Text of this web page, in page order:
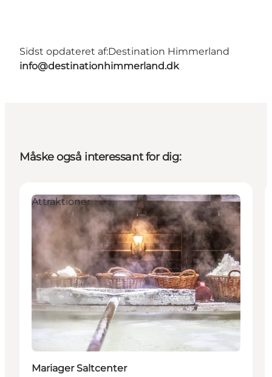
Sidst opdateret af:Destination Himmerland
info@destinationhimmerland.dk
Måske også interessant for dig:
Attraktioner
Mariager Saltcenter